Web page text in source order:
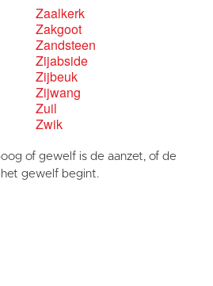
Zaalkerk
Zakgoot
Zandsteen
Zijabside
Zijbeuk
Zijwang
Zuil
Zwik
of gewelf is de aanzet, of de
gewelf begint.